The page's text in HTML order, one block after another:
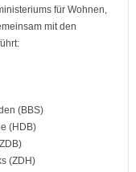
für Wohnen,
mit den
(BBS)
(HDB)
(ZDH)